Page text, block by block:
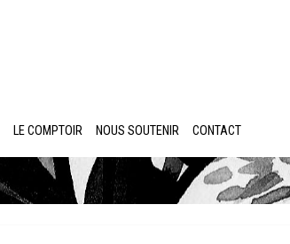
LE COMPTOIR NOUS SOUTENIR CONTACT